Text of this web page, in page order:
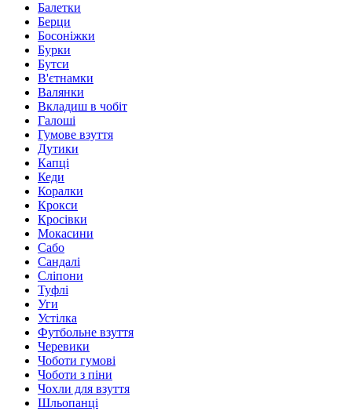
Балетки
Берци
Босоніжки
Бурки
Бутси
В'єтнамки
Валянки
Вкладиш в чобіт
Галоші
Гумове взуття
Дутики
Капці
Кеди
Коралки
Крокси
Кросівки
Мокасини
Сабо
Сандалі
Сліпони
Туфлі
Уги
Устілка
Футбольне взуття
Черевики
Чоботи гумові
Чоботи з піни
Чохли для взуття
Шльопанці